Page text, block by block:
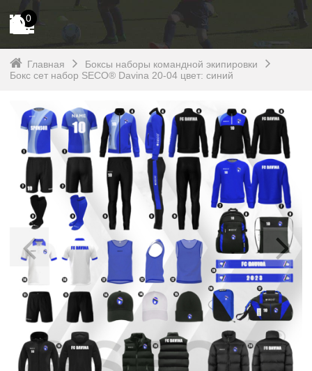
0
Главная
Боксы наборы командной экипировки
Бокс сет набор SECO® Davina 20-04 цвет: синий